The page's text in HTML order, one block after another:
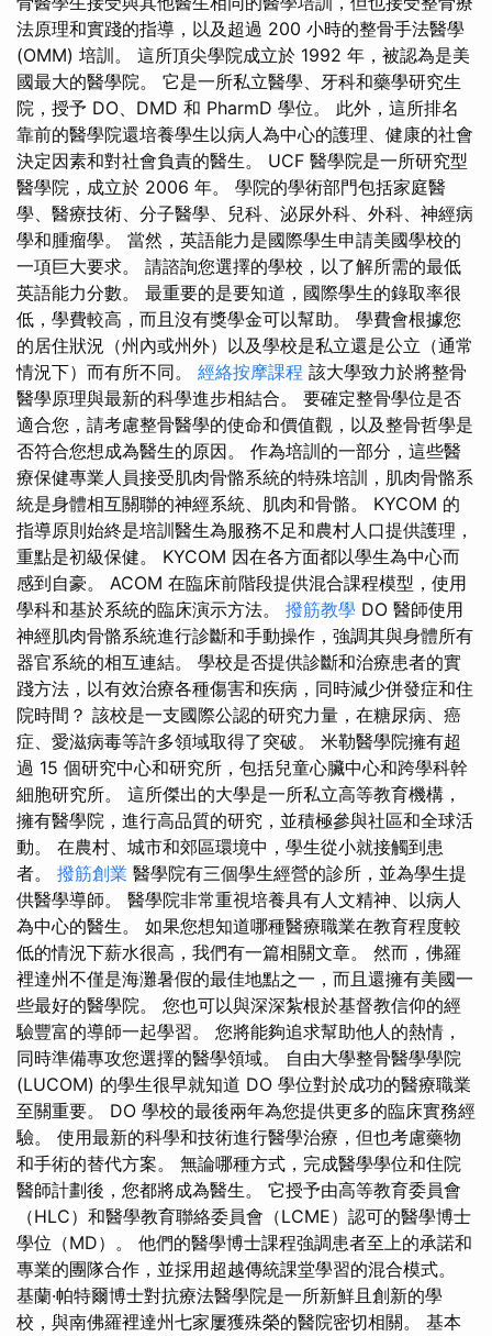
法原理和實踐的指導，以及超過 200 小時的整骨手法醫學
(OMM) 培訓。 這所頂尖學院成立於 1992 年，被認為是美
國最大的醫學院。 它是一所私立醫學、牙科和藥學研究生
院，授予 DO、DMD 和 PharmD 學位。 此外，這所排名
靠前的醫學院還培養學生以病人為中心的護理、健康的社會
決定因素和對社會負責的醫生。 UCF 醫學院是一所研究型
醫學院，成立於 2006 年。 學院的學術部門包括家庭醫
學、醫療技術、分子醫學、兒科、泌尿外科、外科、神經病
學和腫瘤學。 當然，英語能力是國際學生申請美國學校的
一項巨大要求。 請諮詢您選擇的學校，以了解所需的最低
英語能力分數。 最重要的是要知道，國際學生的錄取率很
低，學費較高，而且沒有獎學金可以幫助。 學費會根據您
的居住狀況（州內或州外）以及學校是私立還是公立（通常
情況下）而有所不同。 經絡按摩課程 該大學致力於將整骨
醫學原理與最新的科學進步相結合。 要確定整骨學位是否
適合您，請考慮整骨醫學的使命和價值觀，以及整骨哲學是
否符合您想成為醫生的原因。 作為培訓的一部分，這些醫
療保健專業人員接受肌肉骨骼系統的特殊培訓，肌肉骨骼系
統是身體相互關聯的神經系統、肌肉和骨骼。 KYCOM 的
指導原則始終是培訓醫生為服務不足和農村人口提供護理，
重點是初級保健。 KYCOM 因在各方面都以學生為中心而
感到自豪。 ACOM 在臨床前階段提供混合課程模型，使用
學科和基於系統的臨床演示方法。 撥筋教學 DO 醫師使用
神經肌肉骨骼系統進行診斷和手動操作，強調其與身體所有
器官系統的相互連結。 學校是否提供診斷和治療患者的實
踐方法，以有效治療各種傷害和疾病，同時減少併發症和住
院時間？ 該校是一支國際公認的研究力量，在糖尿病、癌
症、愛滋病毒等許多領域取得了突破。 米勒醫學院擁有超
過 15 個研究中心和研究所，包括兒童心臟中心和跨學科幹
細胞研究所。 這所傑出的大學是一所私立高等教育機構，
擁有醫學院，進行高品質的研究，並積極參與社區和全球活
動。 在農村、城市和郊區環境中，學生從小就接觸到患
者。 撥筋創業 醫學院有三個學生經營的診所，並為學生提
供醫學導師。 醫學院非常重視培養具有人文精神、以病人
為中心的醫生。 如果您想知道哪種醫療職業在教育程度較
低的情況下薪水很高，我們有一篇相關文章。 然而，佛羅
裡達州不僅是海灘暑假的最佳地點之一，而且還擁有美國一
些最好的醫學院。 您也可以與深深紮根於基督教信仰的經
驗豐富的導師一起學習。 您將能夠追求幫助他人的熱情，
同時準備專攻您選擇的醫學領域。 自由大學整骨醫學學院
(LUCOM) 的學生很早就知道 DO 學位對於成功的醫療職業
至關重要。 DO 學校的最後兩年為您提供更多的臨床實務經
驗。 使用最新的科學和技術進行醫學治療，但也考慮藥物
和手術的替代方案。 無論哪種方式，完成醫學學位和住院
醫師計劃後，您都將成為醫生。 它授予由高等教育委員會
（HLC）和醫學教育聯絡委員會（LCME）認可的醫學博士
學位（MD）。 他們的醫學博士課程強調患者至上的承諾和
專業的團隊合作，並採用超越傳統課堂學習的混合模式。
基蘭·帕特爾博士對抗療法醫學院是一所新鮮且創新的學
校，與南佛羅裡達州七家屢獲殊榮的醫院密切相關。 基本